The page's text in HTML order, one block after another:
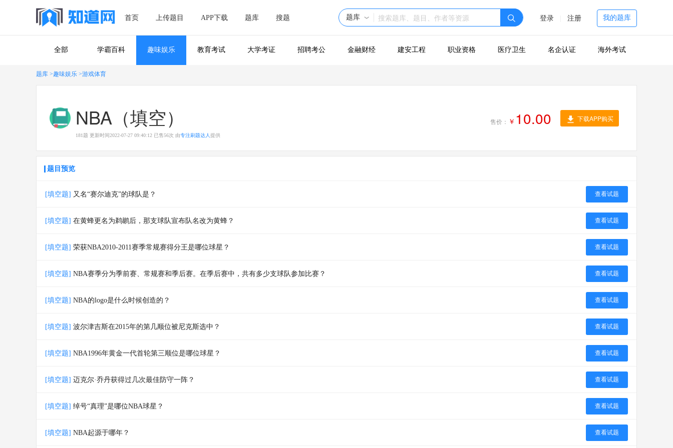
首页 上传题目 APP下载 题库 搜题 题库 登录 注册 我的题库
全部 学霸百科 趣味娱乐 教育考试 大学考证 招聘考公 金融财经 建安工程 职业资格 医疗卫生 名企认证 海外考试
题库 >趣味娱乐 >游戏体育
NBA（填空）
181 题 更新时间2022-07-27 09:40:12 已售56次 由专注刷题达人 提供
售价： ￥ 10.00 下载APP购买
题目预览
[填空题] 又名“赛尔迪克”的球队是？ 查看试题
[填空题] 在黄蜂更名为鹈鹕后，那支球队宣布队名改为黄蜂？ 查看试题
[填空题] 荣获NBA2010-2011赛季常规赛得分王是哪位球星？ 查看试题
[填空题] NBA赛季分为季前赛、常规赛和季后赛。在季后赛中，共有多少支球队参加比赛？ 查看试题
[填空题] NBA的logo是什么时候创造的？ 查看试题
[填空题] 波尔津吉斯在2015年的第几顺位被尼克斯选中？ 查看试题
[填空题] NBA1996年黄金一代首轮第三顺位是哪位球星？ 查看试题
[填空题] 迈克尔·乔丹获得过几次最佳防守一阵？ 查看试题
[填空题] 绰号“真理”是哪位NBA球星？ 查看试题
[填空题] NBA起源于哪年？ 查看试题